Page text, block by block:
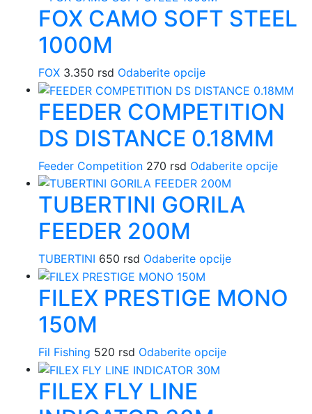
izabrane
proizvoda.
ima
više
biti
izabrane
na
stranici
proizvoda.
FOX CAMO SOFT STEEL
1000M
FOX 3.350 rsd Odaberite opcijeOvaj
proizvod
ima
više
varijanti.
mogu
biti
izabrane
proizvoda.
FEEDER COMPETITION
DS DISTANCE 0.18MM
Feeder Competition 270 rsd Odaberite opcijeOvaj
TUBERTINI GORILA
FEEDER 200M
TUBERTINI 650 rsd Odaberite opcijeOvaj
ima
više
FILEX PRESTIGE MONO
150M
Fil Fishing 520 rsd Odaberite opcijeOvaj
FILEX FLY LINE